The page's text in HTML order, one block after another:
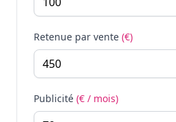
Retenue par vente (€)
Publicité (€ / mois)